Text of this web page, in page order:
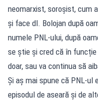
neomarxist, soroșist, cum
și face dl. Bolojan după
numele PNL-ului, după
se știe și cred că în
doar, sau va continua să
Și aș mai spune că PNL-ul
episodul de aseară și de